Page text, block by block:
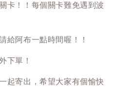
卡！！每個關卡難免遇到波
給阿布一點時間喔！！
下單！
起寄出，希望大家有個愉快